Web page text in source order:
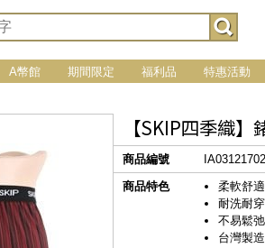
A幣館 期間限定 福利品 特惠活動
【SKIP四季織
商品編號
商品特色
柔軟舒
耐洗耐
不易鬆
台灣製